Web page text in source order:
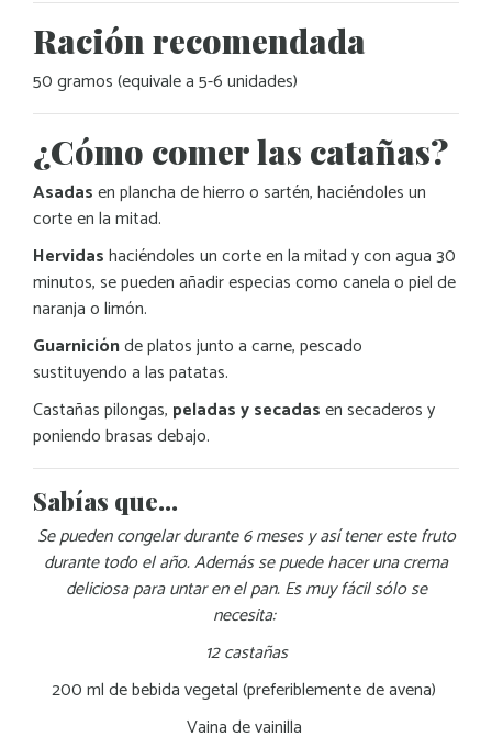
Ración recomendada
50 gramos (equivale a 5-6 unidades)
¿Cómo comer las catañas?
Asadasen plancha de hierro o sartén, haciéndoles un
corte en la mitad.
Hervidashaciéndoles un corte en la mitad y con agua 30
minutos, se pueden añadir especias como canela o piel de
naranja o limón.
Guarniciónde platos junto a carne, pescado
sustituyendo a las patatas.
Castañas pilongas, peladas y secadasen secaderos y
poniendo brasas debajo.
Sabías que…
Se pueden congelar durante 6 meses y así tener este fruto
durante todo el año. Además se puede hacer una crema
deliciosa para untar en el pan. Es muy fácil sólo se
necesita:
12 castañas
200 ml de bebida vegetal (preferiblemente de avena)
Vaina de vainilla